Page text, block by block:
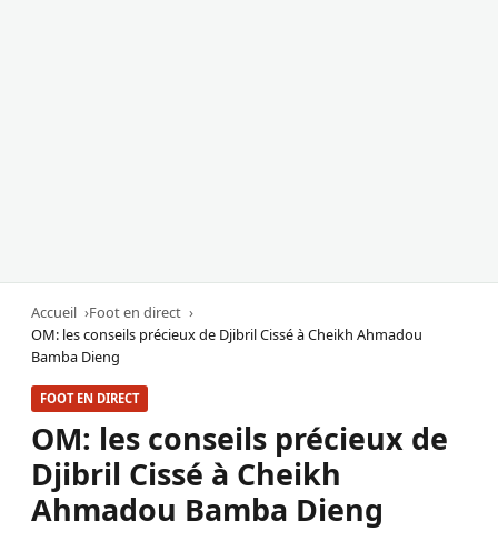
Accueil
Foot en direct
OM: les conseils précieux de Djibril Cissé à Cheikh Ahmadou
Bamba Dieng
FOOT EN DIRECT
OM: les conseils précieux de
Djibril Cissé à Cheikh
Ahmadou Bamba Dieng